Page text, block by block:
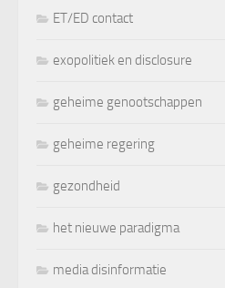
ET/ED contact
exopolitiek en disclosure
geheime genootschappen
geheime regering
gezondheid
het nieuwe paradigma
media disinformatie